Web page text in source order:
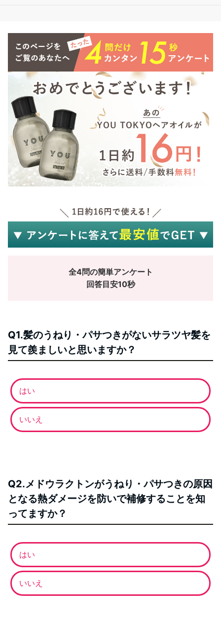
全4問の簡単アンケート
回答目安10秒
Q1.髪のうねり・パサつきがないサラツヤ髪を
見て羨ましいと思いますか？
はい
いいえ
Q2.メドウラクトンがうねり・パサつきの原因
となる熱ダメージを防いで補修することを知
ってますか？
はい
いいえ